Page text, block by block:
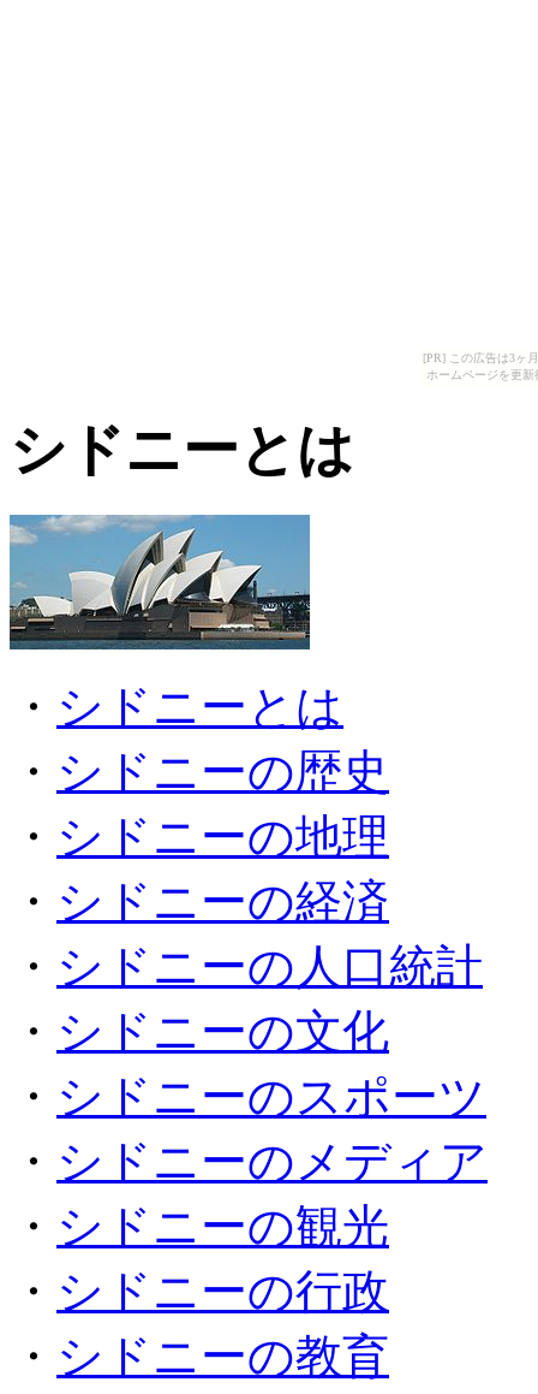
[PR] この広告は3ヶ
ホームページを更
シドニーとは
・ シドニーとは
・ シドニーの歴史
・ シドニーの地理
・ シドニーの経済
・ シドニーの人口統計
・ シドニーの文化
・ シドニーのスポーツ
・ シドニーのメディア
・ シドニーの観光
・ シドニーの行政
・ シドニーの教育